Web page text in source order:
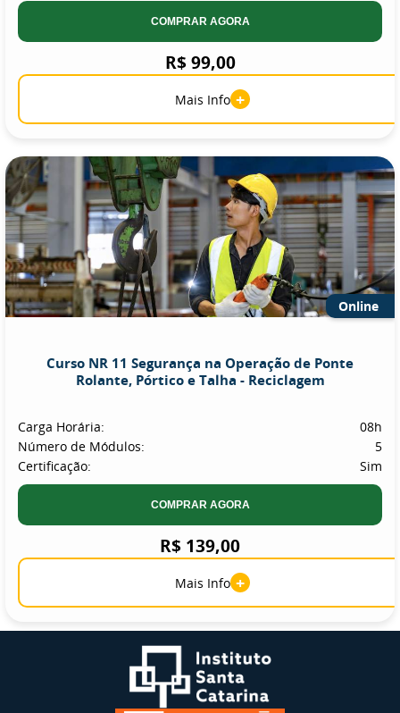
COMPRAR AGORA
R$ 99,00
Mais Info +
Online
Curso NR 11 Segurança na Operação de Ponte
Rolante, Pórtico e Talha - Reciclagem
Carga Horária:
08h
Número de Módulos:
5
Certificação:
Sim
COMPRAR AGORA
R$ 139,00
Mais Info +